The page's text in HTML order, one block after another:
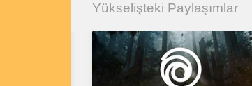
Yükselişteki Paylaşımlar